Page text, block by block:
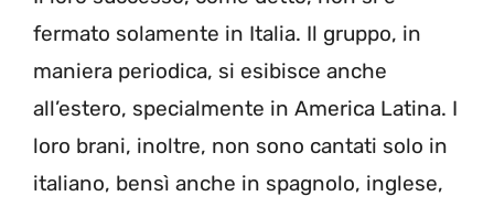
fermato solamente in Italia. Il gruppo, in
maniera periodica, si esibisce anche
all’estero, specialmente in America Latina. I
loro brani, inoltre, non sono cantati solo in
italiano, bensì anche in spagnolo, inglese,